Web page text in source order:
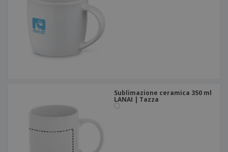
Sublimazione ceramica 350 ml
LANAI | Tazza